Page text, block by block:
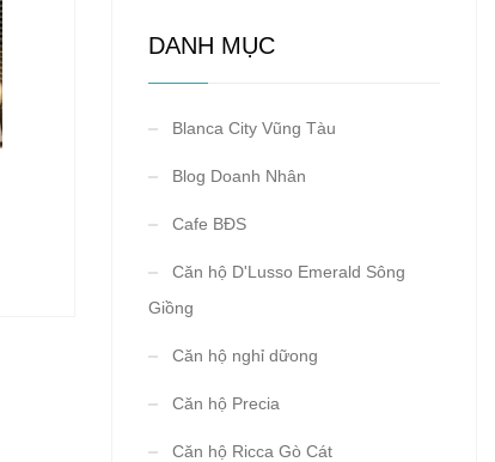
DANH MỤC
Blanca City Vũng Tàu
Blog Doanh Nhân
Cafe BĐS
Căn hộ D'Lusso Emerald Sông
Giồng
Căn hộ nghỉ dữong
Căn hộ Precia
Căn hộ Ricca Gò Cát